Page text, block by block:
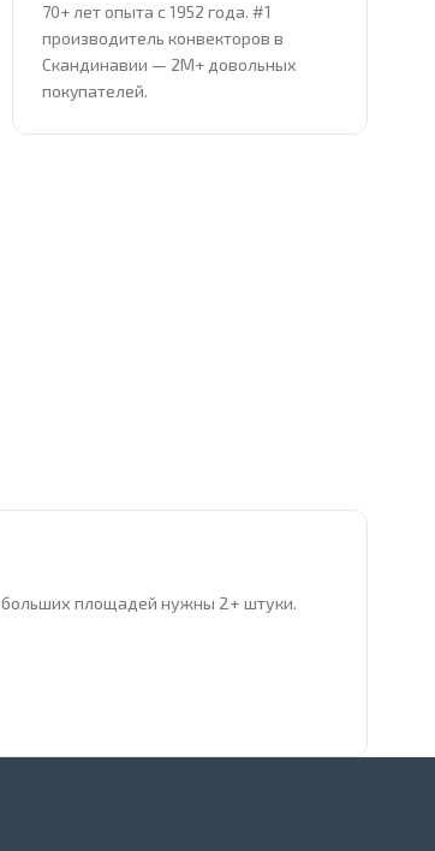
70+ лет опыта с 1952 года. #1
производитель конвекторов в
Скандинавии — 2М+ довольных
покупателей.
больших площадей нужны 2+ штуки.